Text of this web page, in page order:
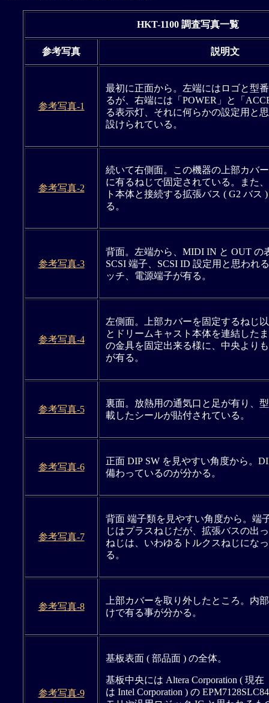
HKT-1100 調査写真一覧
参考写真 説明文
参考写真-1
最初に正面から。左端にはロゴと型
るが、右端には「POWER」と「
る表示灯、それに何らかの設定用と
設けられている。
参考写真-2
続いて右側面。この機器の上部カバ
に有るねじで固定されている。また
ト本体と接続する拡張バス ( G2 バス
る。
参考写真-3
背面。左端から、MIDI IN と OUT の
SCSI 端子、SCSI ID 設定用と思われ
ッチ、電源端子が有る。
参考写真-4
左側面。上部カバーを固定するねじ
とドリームキャスト本体を連結した
の金具を固定出来る様に、中央より
が有る。
参考写真-5
裏面。放熱用の通気口と足が有り、
載したシールが貼付されている。
参考写真-6
正面 DIP SW を見やすい角度から。
備わっているのが分かる。
参考写真-7
背面 端子類を見やすい角度から。端
じはプラスねじだが、拡張バスの出
ねじは、いわゆるトルクスねじにな
る。
参考写真-8
上部カバーを取り外したところ。内
けで有る事が分かる。
参考写真-9
基板表面 ( 部品面 ) の全体。
基板中央には Altera Corporation ( 現在
は Intel Corporation ) の